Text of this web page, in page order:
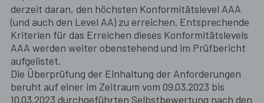
derzeit daran, den höchsten Konformitätslevel AAA
(und auch den Level AA) zu erreichen. Entsprechende
Kriterien für das Erreichen dieses Konformitätslevels
AAA werden weiter obenstehend und im Prüfbericht
aufgelistet.
Die Überprüfung der Einhaltung der Anforderungen
beruht auf einer im Zeitraum vom 09.03.2023 bis
10.03.2023 durchgeführten Selbstbewertung nach den